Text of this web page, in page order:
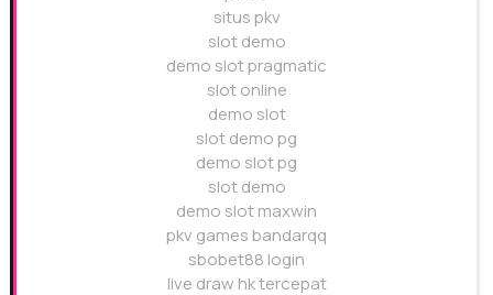
situs pkv
slot demo
demo slot pragmatic
slot online
demo slot
slot demo pg
demo slot pg
slot demo
demo slot maxwin
pkv games bandarqq
sbobet88 login
live draw hk tercepat